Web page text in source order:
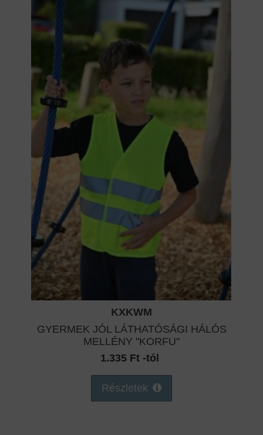
KXKWM
GYERMEK JÓL LÁTHATÓSÁGI HÁLÓS
MELLÉNY "KORFU"
1.335 Ft -tól
Részletek